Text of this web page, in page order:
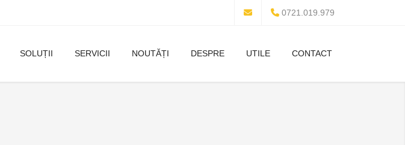
0721.019.979
SOLUȚII SERVICII NOUTĂȚI DESPRE UTILE CONTACT